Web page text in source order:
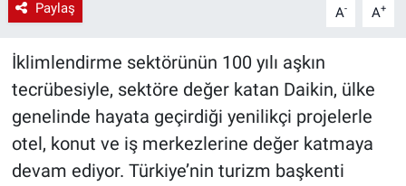
Paylaş A- A+
İklimlendirme sektörünün 100 yılı aşkın
tecrübesiyle, sektöre değer katan Daikin, ülke
genelinde hayata geçirdiği yenilikçi projelerle
otel, konut ve iş merkezlerine değer katmaya
devam ediyor. Türkiye’nin turizm başkenti